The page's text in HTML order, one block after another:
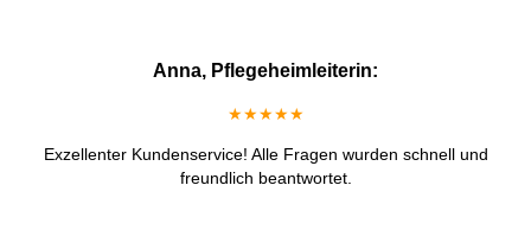
Anna, Pflegeheimleiterin:
★★★★★
Exzellenter Kundenservice! Alle Fragen wurden schnell und
freundlich beantwortet.